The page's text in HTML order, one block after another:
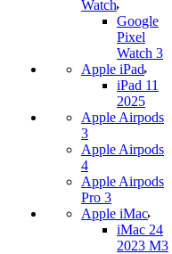
Watch
Google
Pixel
Watch 3
Apple iPad
iPad 11
2025
Apple Airpods
3
Apple Airpods
4
Apple Airpods
Pro 3
Apple iMac
iMac 24
2023 M3